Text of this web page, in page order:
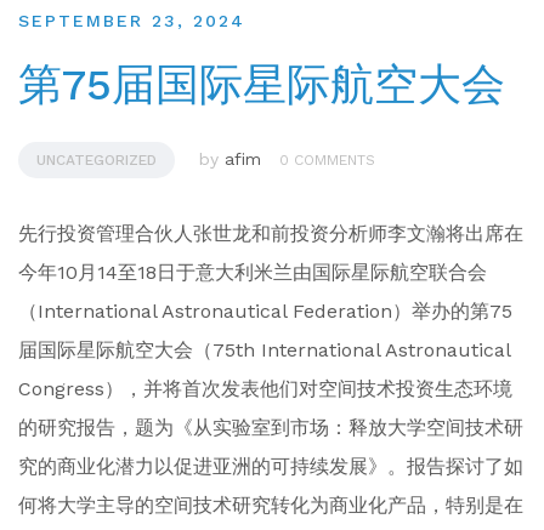
SEPTEMBER 23, 2024
第75届国际星际航空大会
UNCATEGORIZED by afim 0 COMMENTS
先行投资管理合伙人张世龙和前投资分析师李文瀚将出席在
今年10月14至18日于意大利米兰由国际星际航空联合会
（International Astronautical Federation）举办的第75
届国际星际航空大会（75th International Astronautical
Congress），并将首次发表他们对空间技术投资生态环境
的研究报告，题为《从实验室到市场：释放大学空间技术研
究的商业化潜力以促进亚洲的可持续发展》。报告探讨了如
何将大学主导的空间技术研究转化为商业化产品，特别是在